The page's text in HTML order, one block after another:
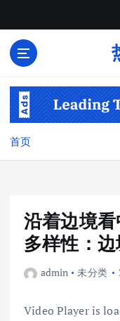
首页
沿着边境
多样性：
admin 未分类
Video Player is